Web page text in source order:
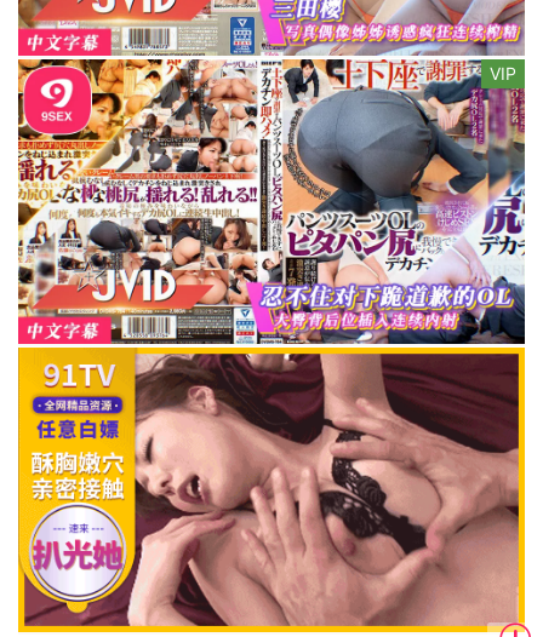
VIP